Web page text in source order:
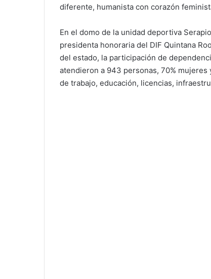
diferente, humanista con corazón
En el domo de la unidad deportiva
presidenta honoraria del DIF Quintana
del estado, la participación de
atendieron a 943 personas, 70%
de trabajo, educación, licencias,